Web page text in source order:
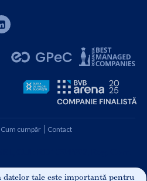
datelor tale este importantă pentru
Cum cumpăr Contact